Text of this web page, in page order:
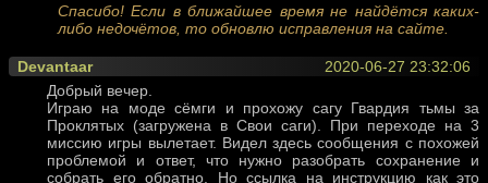
Спасибо! Если в ближайшее время не найдётся каких-
либо недочётов, то обновлю исправления на сайте.
2020-06-27 23:32:06
Devantaar
Добрый вечер.
Играю на моде сёмги и прохожу сагу Гвардия тьмы за
Проклятых (загружена в Свои саги). При переходе на 3
миссию игры вылетает. Видел здесь сообщения с похожей
проблемой и ответ, что нужно разобрать сохранение и
собрать его обратно. Но ссылка на инструкцию как это